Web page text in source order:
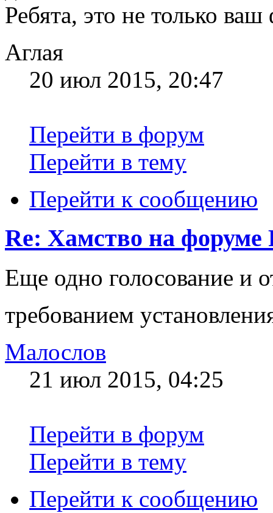
Ребята, это не только
Аглая
20 июл 2015, 20:47
Перейти в форум
Перейти в тему
Перейти к сообщению
Re: Хамство на форуме
Еще одно голосование и
требованием
Малослов
21 июл 2015, 04:25
Перейти в форум
Перейти в тему
Перейти к сообщению